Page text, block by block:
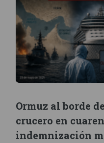
Ormuz al borde
crucero en
indemnización